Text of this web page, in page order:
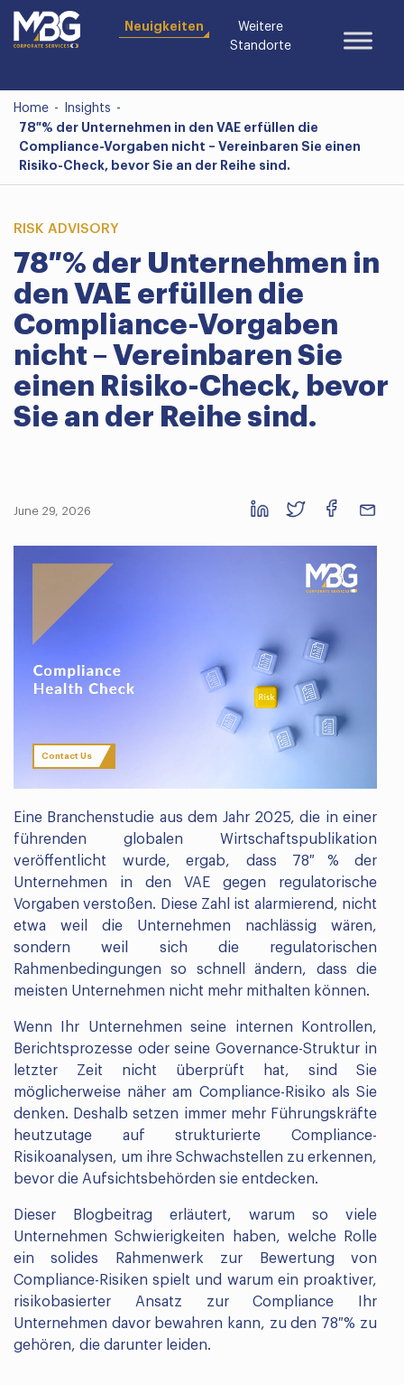
Neuigkeiten
Weitere
Standorte
Home - Insights -
78 % der Unternehmen in den VAE erfüllen die
Compliance-Vorgaben nicht – Vereinbaren Sie einen
Risiko-Check, bevor Sie an der Reihe sind.
RISK ADVISORY
78 % der Unternehmen in
den VAE erfüllen die
Compliance-Vorgaben
nicht – Vereinbaren Sie
einen Risiko-Check, bevor
Sie an der Reihe sind.
June 29, 2026
Contact Us
Eine Branchenstudie aus dem Jahr 2025, die in einer
führenden globalen Wirtschaftspublikation
veröffentlicht wurde, ergab, dass 78 % der
Unternehmen in den VAE gegen regulatorische
Vorgaben verstoßen. Diese Zahl ist alarmierend, nicht
etwa weil die Unternehmen nachlässig wären,
sondern weil sich die regulatorischen
Rahmenbedingungen so schnell ändern, dass die
meisten Unternehmen nicht mehr mithalten können.
Wenn Ihr Unternehmen seine internen Kontrollen,
Berichtsprozesse oder seine Governance-Struktur in
letzter Zeit nicht überprüft hat, sind Sie
möglicherweise näher am Compliance-Risiko als Sie
denken. Deshalb setzen immer mehr Führungskräfte
heutzutage auf strukturierte Compliance-
Risikoanalysen, um ihre Schwachstellen zu erkennen,
bevor die Aufsichtsbehörden sie entdecken.
Dieser Blogbeitrag erläutert, warum so viele
Unternehmen Schwierigkeiten haben, welche Rolle
ein solides Rahmenwerk zur Bewertung von
Compliance-Risiken spielt und warum ein proaktiver,
risikobasierter Ansatz zur Compliance Ihr
Unternehmen davor bewahren kann, zu den 78 % zu
gehören, die darunter leiden.